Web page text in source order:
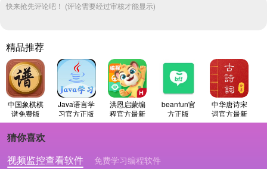
快来抢先评论吧！ (评论需要经过审核才能显示)
精品推荐
中国象棋棋
谱免费版
Java语言学
习官方正版
洪恩启蒙编
程官方最新
版
beanfun官
方正版
中华唐诗宋
词官方最新
版
猜你喜欢
视频监控查看软件
免费学习编程软件